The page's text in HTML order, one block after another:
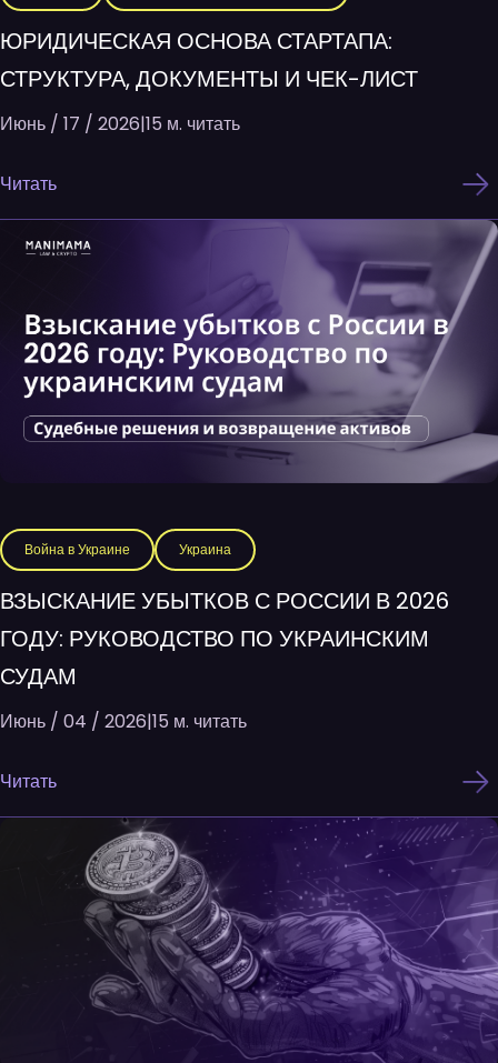
ЮРИДИЧЕСКАЯ ОСНОВА СТАРТАПА:
СТРУКТУРА, ДОКУМЕНТЫ И ЧЕК-ЛИСТ
Июнь / 17 / 2026|15 м. читать
Читать
Война в Украине Украина
ВЗЫСКАНИЕ УБЫТКОВ С РОССИИ В 2026
ГОДУ: РУКОВОДСТВО ПО УКРАИНСКИМ
СУДАМ
Июнь / 04 / 2026|15 м. читать
Читать